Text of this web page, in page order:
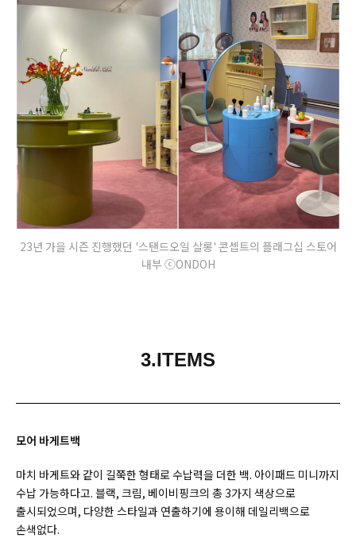
23년 가을 시즌 진행했던 '스탠드오일 살롱' 콘셉트의 플래그십 스토어
내부 ⓒONDOH
3.ITEMS
모어 바게트백
마치 바게트와 같이 길쭉한 형태로 수납력을 더한 백. 아이패드 미니까지
수납 가능하다고. 블랙, 크림, 베이비핑크의 총 3가지 색상으로
출시되었으며, 다양한 스타일과 연출하기에 용이해 데일리백으로
손색없다.